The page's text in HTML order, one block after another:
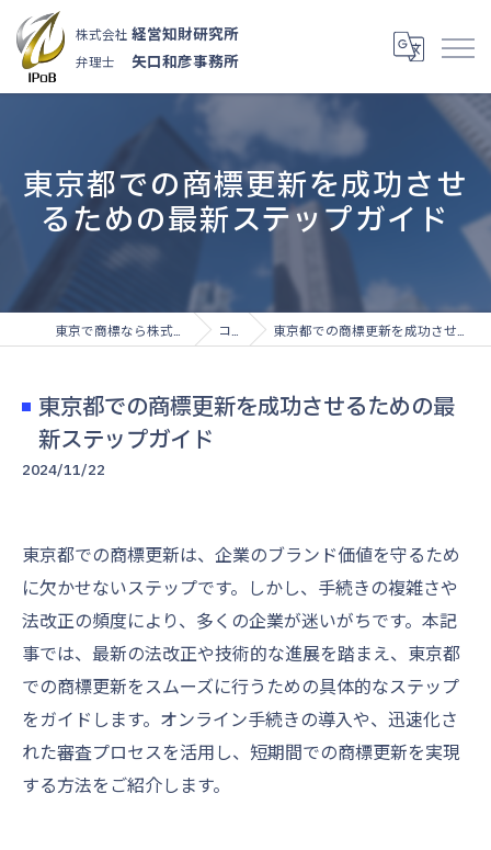
株式会社 経営知財研究所
弁理士 矢口和彦事務所
東京都での商標更新を成功させ
るための最新ステップガイド
コラム 東京都での商標更新を成功させるための最新ステップガイド
東京都での商標更新を成功させるための最
新ステップガイド
2024/11/22
東京都での商標更新は、企業のブランド価値を守るため
に欠かせないステップです。しかし、手続きの複雑さや
法改正の頻度により、多くの企業が迷いがちです。本記
事では、最新の法改正や技術的な進展を踏まえ、東京都
での商標更新をスムーズに行うための具体的なステップ
をガイドします。オンライン手続きの導入や、迅速化さ
れた審査プロセスを活用し、短期間での商標更新を実現
する方法をご紹介します。